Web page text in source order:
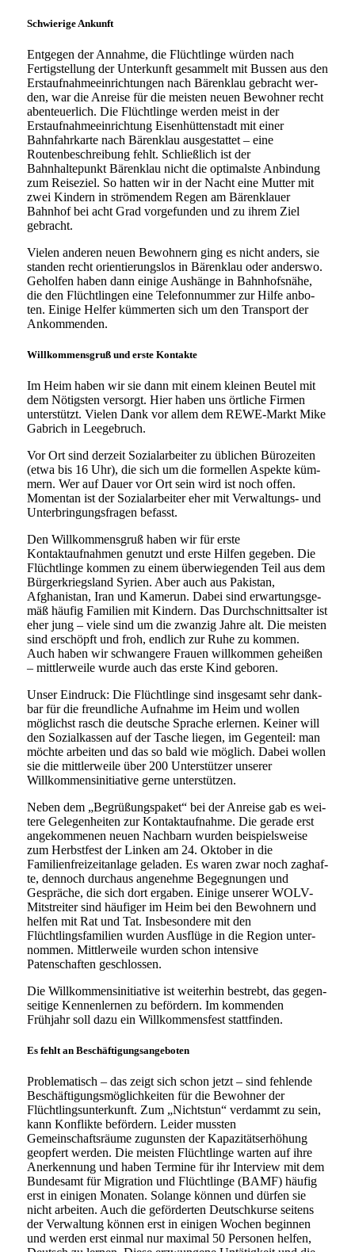
Schwierige Ankunft
Entgegen der Annahme, die Flüchtlinge wür­den nach
Fertigstellung der Unterkunft gesam­melt mit Bussen aus den
Erstaufnahmeeinrichtungen nach Bärenklau gebracht wer­
den, war die Anreise für die meis­ten neu­en Bewohner recht
aben­teu­er­lich. Die Flüchtlinge wer­den meist in der
Erstaufnahmeeinrichtung Eisenhüttenstadt mit einer
Bahnfahrkarte nach Bärenklau aus­ge­stat­tet – eine
Routenbeschreibung fehlt. Schließlich ist der
Bahnhaltepunkt Bärenklau nicht die opti­mals­te Anbindung
zum Reiseziel. So hat­ten wir in der Nacht eine Mutter mit
zwei Kindern in strö­men­dem Regen am Bärenklauer
Bahnhof bei acht Grad vor­ge­fun­den und zu ihrem Ziel
gebracht.
Vielen ande­ren neu­en Bewohnern ging es nicht anders, sie
stan­den recht ori­en­tie­rungs­los in Bärenklau oder anders­wo.
Geholfen haben dann eini­ge Aushänge in Bahnhofsnähe,
die den Flüchtlingen eine Telefonnummer zur Hilfe anbo­
ten. Einige Helfer küm­mer­ten sich um den Transport der
Ankommenden.
Willkommensgruß und erste Kontakte
Im Heim haben wir sie dann mit einem klei­nen Beutel mit
dem Nötigsten ver­sorgt. Hier haben uns ört­li­che Firmen
unter­stützt. Vielen Dank vor allem dem REWE-Markt Mike
Gabrich in Leegebruch.
Vor Ort sind der­zeit Sozialarbeiter zu übli­chen Bürozeiten
(etwa bis 16 Uhr), die sich um die for­mel­len Aspekte küm­
mern. Wer auf Dauer vor Ort sein wird ist noch offen.
Momentan ist der Sozialarbeiter eher mit Verwaltungs- und
Unterbringungsfragen befasst.
Den Willkommensgruß haben wir für ers­te
Kontaktaufnahmen genutzt und ers­te Hilfen gege­ben. Die
Flüchtlinge kom­men zu einem über­wie­gen­den Teil aus dem
Bürgerkriegsland Syrien. Aber auch aus Pakistan,
Afghanistan, Iran und Kamerun. Dabei sind erwar­tungs­ge­
mäß häu­fig Familien mit Kindern. Das Durchschnittsalter ist
eher jung – vie­le sind um die zwan­zig Jahre alt. Die meis­ten
sind erschöpft und froh, end­lich zur Ruhe zu kom­men.
Auch haben wir schwan­ge­re Frauen will­kom­men gehei­ßen
– mitt­ler­wei­le wur­de auch das ers­te Kind geboren.
Unser Eindruck: Die Flüchtlinge sind ins­ge­samt sehr dank­
bar für die freund­li­che Aufnahme im Heim und wol­len
mög­lichst rasch die deut­sche Sprache erler­nen. Keiner will
den Sozialkassen auf der Tasche lie­gen, im Gegenteil: man
möch­te arbei­ten und das so bald wie mög­lich. Dabei wol­len
sie die mitt­ler­wei­le über 200 Unterstützer unse­rer
Willkommensinitiative ger­ne unterstützen.
Neben dem „Begrüßungspaket“ bei der Anreise gab es wei­
te­re Gelegenheiten zur Kontaktaufnahme. Die gera­de erst
ange­kom­me­nen neu­en Nachbarn wur­den bei­spiels­wei­se
zum Herbstfest der Linken am 24. Oktober in die
Familienfreizeitanlage gela­den. Es waren zwar noch zag­haf­
te, den­noch durch­aus ange­neh­me Begegnungen und
Gespräche, die sich dort erga­ben. Einige unse­rer WOLV-
Mitstreiter sind häu­fi­ger im Heim bei den Bewohnern und
hel­fen mit Rat und Tat. Insbesondere mit den
Flüchtlingsfamilien wur­den Ausflüge in die Region unter­
nom­men. Mittlerweile wur­den schon inten­si­ve
Patenschaften geschlossen.
Die Willkommensinitiative ist wei­ter­hin bestrebt, das gegen­
sei­ti­ge Kennenlernen zu beför­dern. Im kom­men­den
Frühjahr soll dazu ein Willkommensfest stattfinden.
Es fehlt an Beschäftigungsangeboten
Problematisch – das zeigt sich schon jetzt – sind feh­len­de
Beschäftigungsmöglichkeiten für die Bewohner der
Flüchtlingsunterkunft. Zum „Nichtstun“ ver­dammt zu sein,
kann Konflikte beför­dern. Leider muss­ten
Gemeinschaftsräume zuguns­ten der Kapazitätserhöhung
geop­fert wer­den. Die meis­ten Flüchtlinge war­ten auf ihre
Anerkennung und haben Termine für ihr Interview mit dem
Bundesamt für Migration und Flüchtlinge (BAMF) häu­fig
erst in eini­gen Monaten. Solange kön­nen und dür­fen sie
nicht arbei­ten. Auch die geför­der­ten Deutschkurse sei­tens
der Verwaltung kön­nen erst in eini­gen Wochen begin­nen
und wer­den erst ein­mal nur maxi­mal 50 Personen hel­fen,